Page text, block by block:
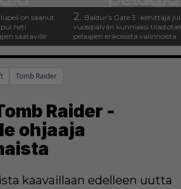
on saanut
heti
saataville
2. Baldur’s Gate 3 -kehittäjä
vuosipäivän kunniaksi
pelaajien erikoisista valinnoista
Tomb Raider
Raider -
ohjaaja
kaavaillaan edelleen uutta